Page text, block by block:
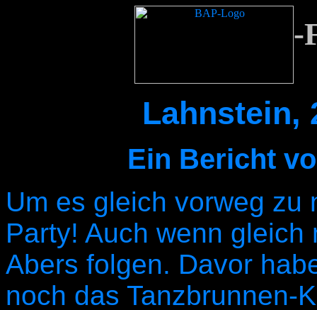
-
Lahnstein,
Ein Bericht
Um es gleich vorweg zu
Party! Auch wenn
Abers folgen. Davor
noch das Tanzbrunnen-